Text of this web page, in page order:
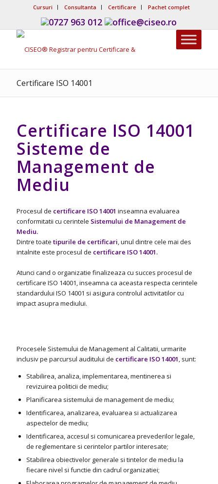
Cursuri Consultanta Certificare Pachet complet
0727 963 012 office@ciseo.ro
Certificare ISO 14001
Certificare ISO 14001
Sisteme de
Management de
Mediu
Procesul de certificare ISO 14001 inseamna evaluarea
conformitatii cu cerintele Sistemului de Management de
Mediu.
Dintre toate tipurile de certificari, unul dintre cele mai des
intalnite este procesul de certificare ISO 14001.
Atunci cand o organizatie finalizeaza cu succes procesul de
certificare ISO 14001, inseamna ca aceasta respecta cerintele
standardului ISO 14001 si asigura controlul activitatilor cu
impact asupra mediului.
Procesele Sistemului de Management al Calitatii, urmarite
inclusiv pe parcursul auditului de certificare ISO 14001, sunt:
Stabilirea, analiza, implementarea, mentinerea si
revizuirea politicii de mediu;
Planificarea sistemului de management de mediu;
Identificarea, analizarea, evaluarea si actualizarea
aspectelor de mediu;
Identificarea, accesul si comunicarea prevederilor legale,
de reglementare si cerintelor partilor interesate;
Stabilirea obiectivelor generale si tintelor de mediu la
fiecare nivel si functie din cadrul organizatiei;